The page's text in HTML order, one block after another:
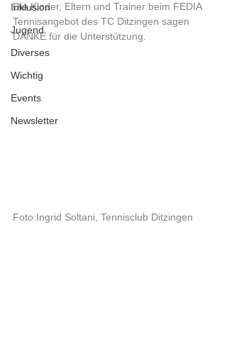
Inklusion
Jugend
Diverses
Wichtig
Events
Newsletter
Die Kinder, Eltern und Trainer beim FEDIA
Tennisangebot des TC Ditzingen sagen
DANKE für die Unterstützung.
Foto:Ingrid Soltani, Tennisclub Ditzingen